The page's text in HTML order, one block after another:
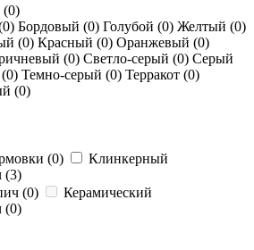
(0)
0) Бордовый (0) Голубой (0) Желтый (0)
(0) Красный (0) Оранжевый (0)
(0) Светло-серый (0) Серый
0) Темно-серый (0) Терракот (0)
(0)
(0)
Клинкерный
(3)
(0)
Керамический
(0)